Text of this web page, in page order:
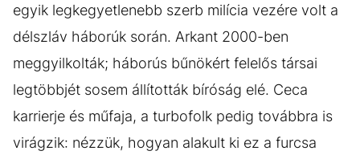
egyik legkegyetlenebb szerb milícia vezére volt a
délszláv háborúk során. Arkant 2000-ben
meggyilkolták; háborús bűnökért felelős társai
legtöbbjét sosem állították bíróság elé. Ceca
karrierje és műfaja, a turbofolk pedig továbbra is
virágzik: nézzük, hogyan alakult ki ez a furcsa